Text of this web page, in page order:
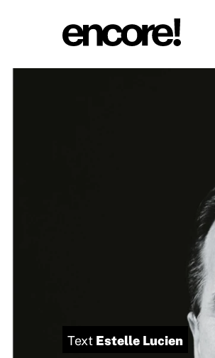
Text Estelle Lucien